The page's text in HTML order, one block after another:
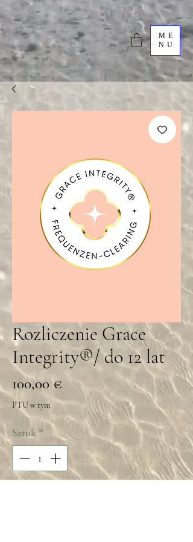
ME
NU
Rozliczenie Grace
Integrity®/ do 12 lat
100,00 € Cena
PTU w tym
Sztuk *